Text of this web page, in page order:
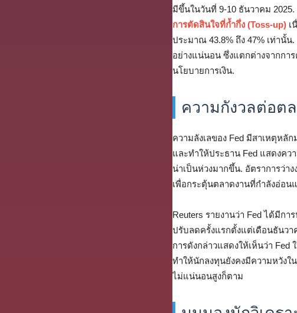
มีขึ้นในวันที่ 9-10 ธันวาคม
การตัดสินใจที่ก้ำกึ่ง (Toss-up) เ
ประมาณ 43.8% ถึง 47% เท่านั้
อย่างแน่นอน ซึ่งแตกต่างจากกา
นโยบายการเงิน.
ความกังวลต่อต
ความลังเลของ Fed มีสาเหตุห
และทำให้ประธาน Fed แสดงคว
น่าเป็นห่วงมากขึ้น. อัตราการว่า
เพื่อกระตุ้นตลาดงานที่กำลังอ่อน
Reuters รายงานว่า Fed ได้มีก
ปรับลดครั้งแรกตั้งแต่เดือนธันวา
การดังกล่าวแสดงให้เห็นว่า
ทำให้นักลงทุนยังคงมีความหวังใ
ไม่แน่นอนสูงก็ตาม